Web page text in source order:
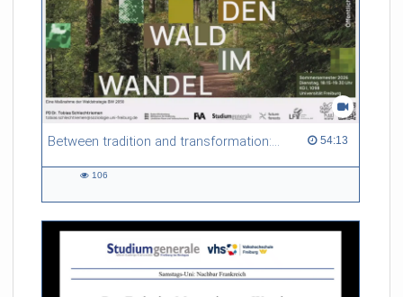
Between tradition and transformation: how owners, advisers and institutions co-create knowledge for resilient forests in Europe 54:13
54:13 duration
106